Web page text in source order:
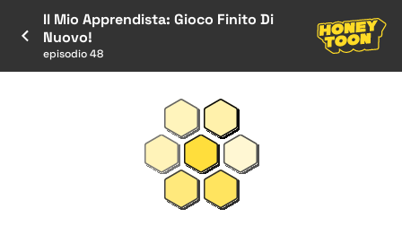
Il Mio Apprendista: Gioco Finito Di
Nuovo!
episodio 48